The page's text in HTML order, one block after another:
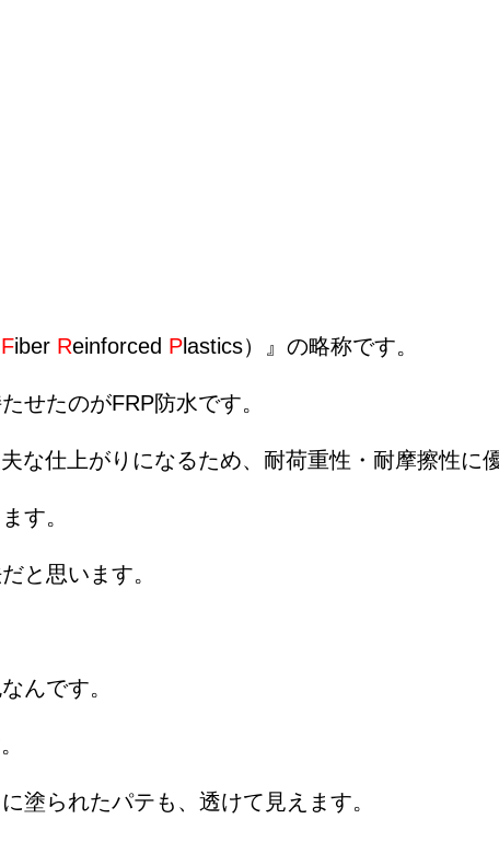
Fiber Reinforced Plastics）』の略称です。
せたのがFRP防水です。
な仕上がりになるため、耐荷重性・耐摩擦性に
す。
と思います。
んです。
塗られたパテも、透けて見えます。